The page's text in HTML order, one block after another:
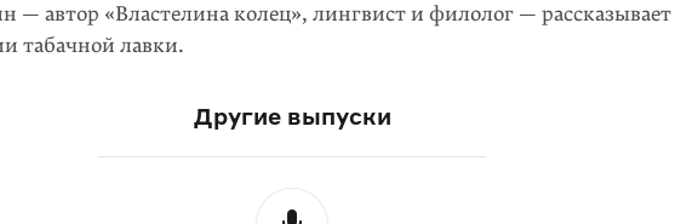
— автор «Властелина колец», лингвист и филолог — рассказывает
табачной лавки.
Другие выпуски